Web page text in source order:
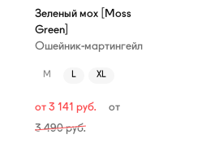
Зеленый мох [Moss
Green]
Ошейник-мартингейл
M L XL
от 3 141 руб.
от
3 490руб.